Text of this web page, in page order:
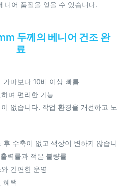
니어 품질을 얻을 수 있습니다.
두께의 베니어 건조 완
료
가마보다 10배 이상 빠름
며 편리한 기능
없습니다. 작업 환경을 개선하고 노
후 수축이 없고 색상이 변하지 않습니
력률과 적은 불량률
간편한 운영
혜택